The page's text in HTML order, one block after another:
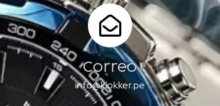
Correo
info@klokker.pe